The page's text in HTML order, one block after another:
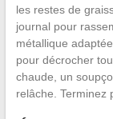
les restes de
journal pour
métallique
pour décrocher
chaude, un
relâche. Terminez